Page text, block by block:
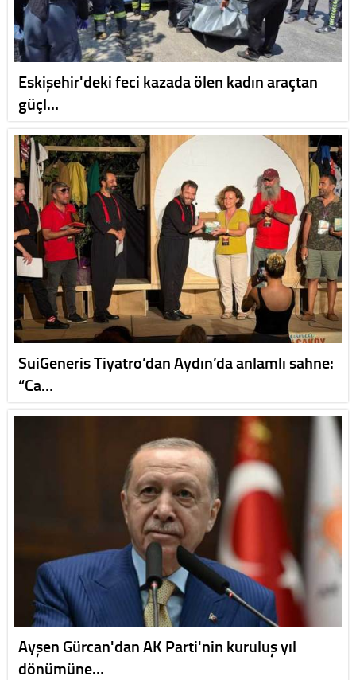
Eskişehir'deki feci kazada ölen kadın araçtan
güçl…
SuiGeneris Tiyatro’dan Aydın’da anlamlı sahne:
“Ca…
Ayşen Gürcan'dan AK Parti'nin kuruluş yıl
dönümüne…